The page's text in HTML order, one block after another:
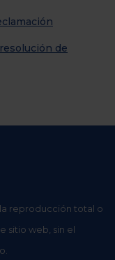
de
reproducción total o
sitio web, sin el